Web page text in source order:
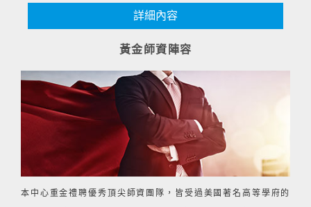
詳細內容
黃金師資陣容
本中心重金禮聘優秀頂尖師資團隊，皆受過美國著名高等學府的